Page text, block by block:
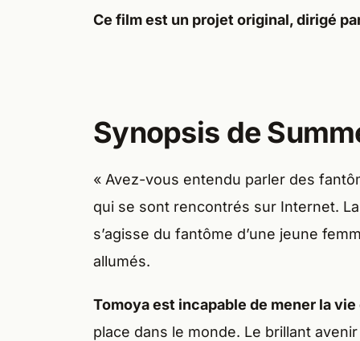
Ce film est un projet original, dirigé
Synopsis de
« Avez-vous entendu parler des
qui se sont rencontrés sur Internet.
s’agisse du fantôme d’une jeune
allumés.
Tomoya est incapable de mener la vie
place dans le monde. Le brillant